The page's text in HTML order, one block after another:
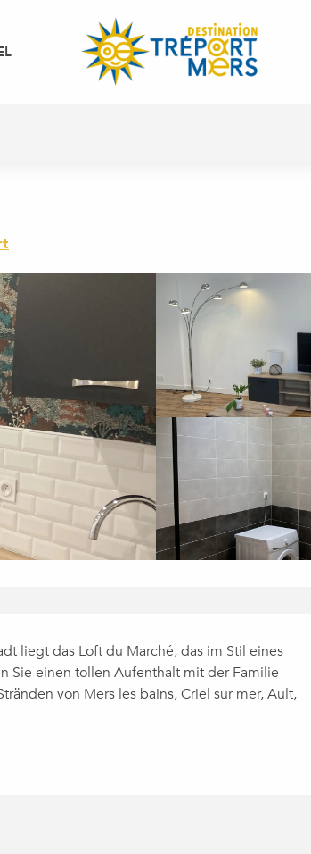
liegt das Loft du Marché, das im Stil eines
Sie einen tollen Aufenthalt mit der Familie
von Mers les bains, Criel sur mer, Ault,